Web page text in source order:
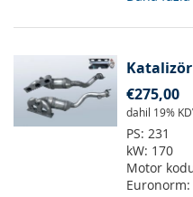
Katalizör
€275,00
dahil 19%
PS: 231
kW: 170
Motor
Euronorm: